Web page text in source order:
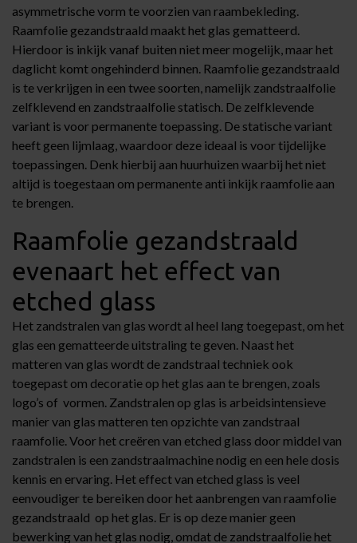
asymmetrische vorm te voorzien van raambekleding.
Raamfolie gezandstraald maakt het glas gematteerd.
Hierdoor is inkijk vanaf buiten niet meer mogelijk, maar het
daglicht komt ongehinderd binnen. Raamfolie gezandstraald
is te verkrijgen in een twee soorten, namelijk zandstraalfolie
zelfklevend en zandstraalfolie statisch. De zelfklevende
variant is voor permanente toepassing. De statische variant
heeft geen lijmlaag, waardoor deze ideaal is voor tijdelijke
toepassingen. Denk hierbij aan huurhuizen waarbij het niet
altijd is toegestaan om permanente anti inkijk raamfolie aan
te brengen.
Raamfolie gezandstraald
evenaart het effect van
etched glass
Het zandstralen van glas wordt al heel lang toegepast, om het
glas een gematteerde uitstraling te geven. Naast het
matteren van glas wordt de zandstraal techniek ook
toegepast om decoratie op het glas aan te brengen, zoals
logo’s of vormen. Zandstralen op glas is arbeidsintensieve
manier van glas matteren ten opzichte van zandstraal
raamfolie. Voor het creëren van etched glass door middel van
zandstralen is een zandstraalmachine nodig en een hele dosis
kennis en ervaring. Het effect van etched glass is veel
eenvoudiger te bereiken door het aanbrengen van raamfolie
gezandstraald op het glas. Er is op deze manier geen
bewerking van het glas nodig, omdat de zandstraalfolie het